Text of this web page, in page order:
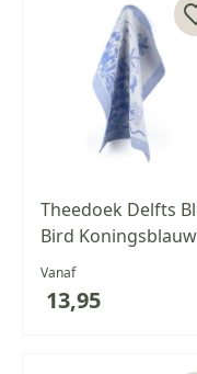
Theedoek Delfts
Bird Koningsblauw
Vanaf
13,95